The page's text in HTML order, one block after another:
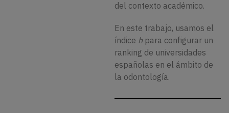
del contexto académico.
En este trabajo, usamos el
índice h para configurar un
ranking de universidades
españolas en el ámbito de
la odontología.